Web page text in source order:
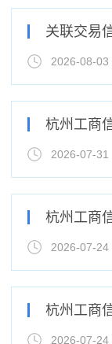
关联交易
2026-08-03
2026-07-31
2026-07-24
2026-07-24